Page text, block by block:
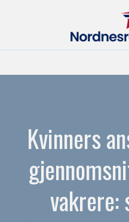
Kvinners
vakrere: